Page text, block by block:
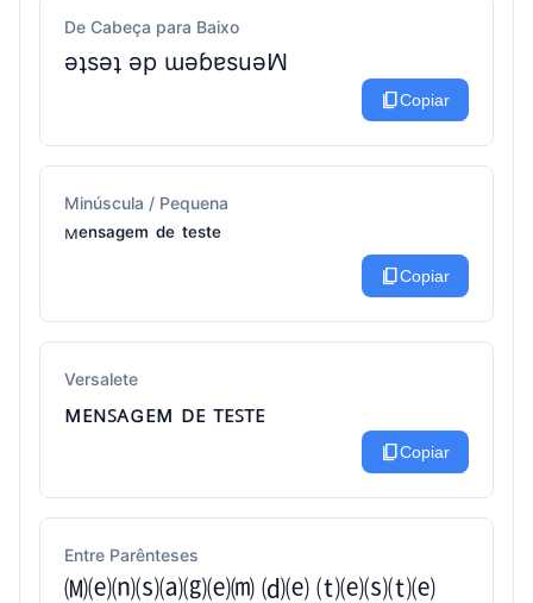
De Cabeça para Baixo
ǝʇsǝʇ ǝp ɯǝɓɐsuǝꟽ
content_copyCopiar
Minúscula / Pequena
ᴹᵉⁿˢᵃᵍᵉᵐ ᵈᵉ ᵗᵉˢᵗᵉ
content_copyCopiar
Versalete
ᴍᴇɴꜱᴀɢᴇᴍ ᴅᴇ ᴛᴇꜱᴛᴇ
content_copyCopiar
Entre Parênteses
🄜⒠⒩⒮⒜⒢⒠⒨ ⒟⒠ ⒯⒠⒮⒯⒠